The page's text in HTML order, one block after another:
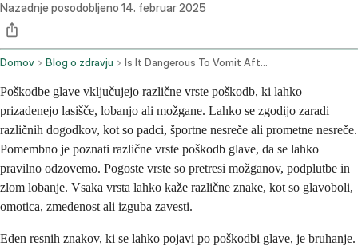
Nazadnje posodobljeno 14. februar 2025
Domov Blog o zdravju Is It Dangerous To Vomit After A Head Injury
Poškodbe glave vključujejo različne vrste poškodb, ki lahko
prizadenejo lasišče, lobanjo ali možgane. Lahko se zgodijo zaradi
različnih dogodkov, kot so padci, športne nesreče ali prometne nesreče.
Pomembno je poznati različne vrste poškodb glave, da se lahko
pravilno odzovemo. Pogoste vrste so pretresi možganov, podplutbe in
zlom lobanje. Vsaka vrsta lahko kaže različne znake, kot so glavoboli,
omotica, zmedenost ali izguba zavesti.
Eden resnih znakov, ki se lahko pojavi po poškodbi glave, je bruhanje.